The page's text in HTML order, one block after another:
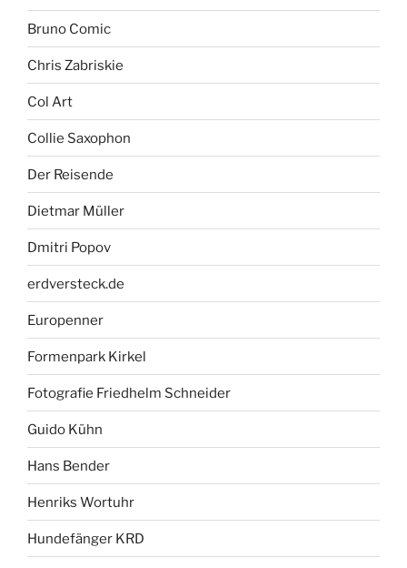
Bruno Comic
Chris Zabriskie
Col Art
Collie Saxophon
Der Reisende
Dietmar Müller
Dmitri Popov
erdversteck.de
Europenner
Formenpark Kirkel
Fotografie Friedhelm Schneider
Guido Kühn
Hans Bender
Henriks Wortuhr
Hundefänger KRD